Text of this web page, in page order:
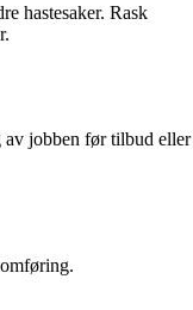
hastesaker. Rask
jobben før tilbud eller